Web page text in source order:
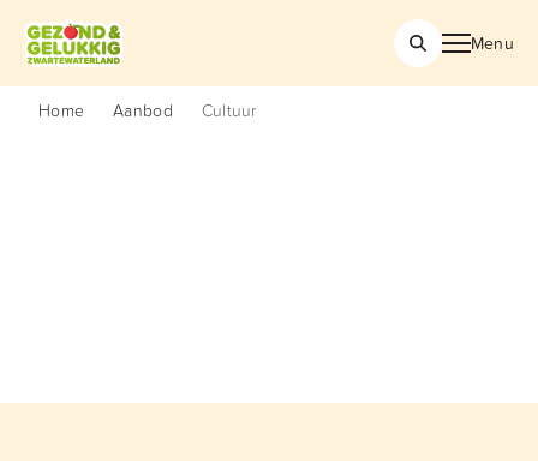
Menu
Home Aanbod Cultuur